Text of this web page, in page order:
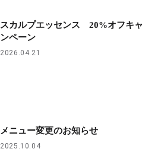
スカルプエッセンス 20%オフキャ
ンペーン
2026.04.21
メニュー変更のお知らせ
2025.10.04